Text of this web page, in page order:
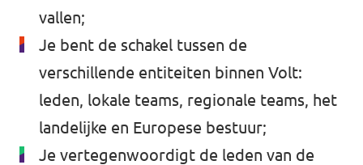
vallen;
Je bent de schakel tussen de
verschillende entiteiten binnen Volt:
leden, lokale teams, regionale teams, het
landelijke en Europese bestuur;
Je vertegenwoordigt de leden van de